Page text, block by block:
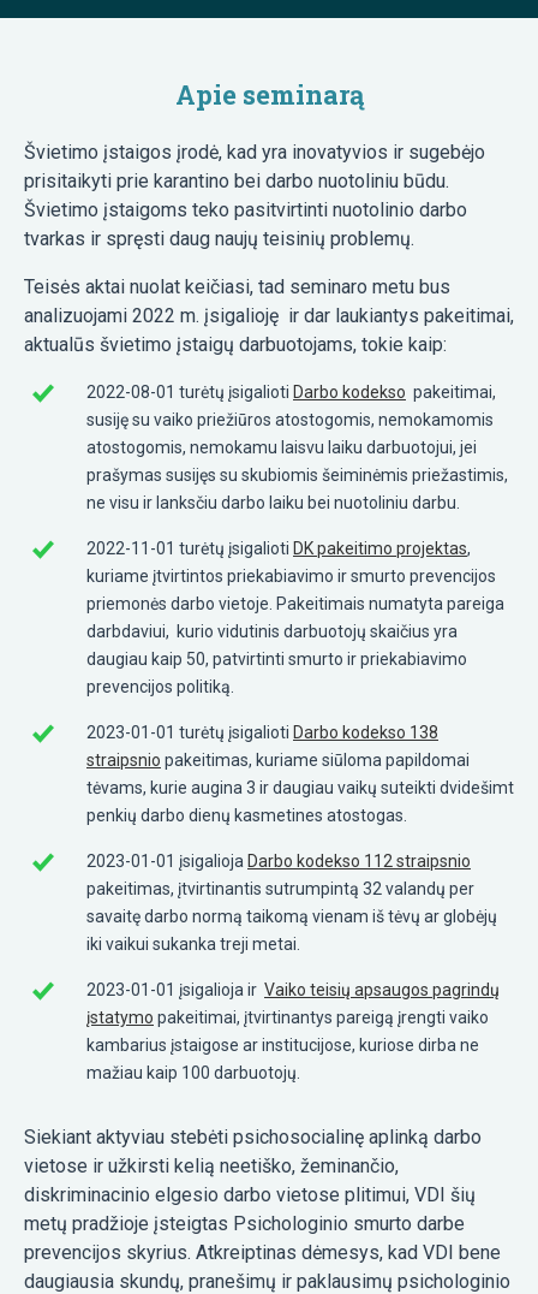
Apie seminarą
Švietimo įstaigos įrodė, kad yra inovatyvios ir sugebėjo
prisitaikyti prie karantino bei darbo nuotoliniu būdu.
Švietimo įstaigoms teko pasitvirtinti nuotolinio darbo
tvarkas ir spręsti daug naujų teisinių problemų.
Teisės aktai nuolat keičiasi, tad seminaro metu bus
analizuojami 2022 m. įsigalioję ir dar laukiantys pakeitimai,
aktualūs švietimo įstaigų darbuotojams, tokie kaip:
2022-08-01 turėtų įsigalioti Darbo kodekso pakeitimai,
susiję su vaiko priežiūros atostogomis, nemokamomis
atostogomis, nemokamu laisvu laiku darbuotojui, jei
prašymas susijęs su skubiomis šeiminėmis priežastimis,
ne visu ir lanksčiu darbo laiku bei nuotoliniu darbu.
2022-11-01 turėtų įsigalioti DK pakeitimo projektas,
kuriame įtvirtintos priekabiavimo ir smurto prevencijos
priemonės darbo vietoje. Pakeitimais numatyta pareiga
darbdaviui, kurio vidutinis darbuotojų skaičius yra
daugiau kaip 50, patvirtinti smurto ir priekabiavimo
prevencijos politiką.
2023-01-01 turėtų įsigalioti Darbo kodekso 138
straipsnio pakeitimas, kuriame siūloma papildomai
tėvams, kurie augina 3 ir daugiau vaikų suteikti dvidešimt
penkių darbo dienų kasmetines atostogas.
2023-01-01 įsigalioja Darbo kodekso 112 straipsnio
pakeitimas, įtvirtinantis sutrumpintą 32 valandų per
savaitę darbo normą taikomą vienam iš tėvų ar globėjų
iki vaikui sukanka treji metai.
2023-01-01 įsigalioja ir Vaiko teisių apsaugos pagrindų
įstatymo pakeitimai, įtvirtinantys pareigą įrengti vaiko
kambarius įstaigose ar institucijose, kuriose dirba ne
mažiau kaip 100 darbuotojų.
Siekiant aktyviau stebėti psichosocialinę aplinką darbo
vietose ir užkirsti kelią neetiško, žeminančio,
diskriminacinio elgesio darbo vietose plitimui, VDI šių
metų pradžioje įsteigtas Psichologinio smurto darbe
prevencijos skyrius. Atkreiptinas dėmesys, kad VDI bene
daugiausia skundų, pranešimų ir paklausimų psichologinio